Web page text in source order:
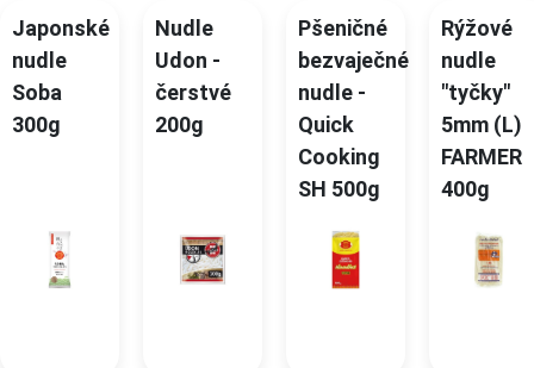
Japonské
nudle
Soba
300g
Nudle
Udon -
čerstvé
200g
Pšeničné
bezvaječné
nudle -
Quick
Cooking
SH 500g
Rýžové
nudle
"tyčky"
5mm (L)
FARMER
400g